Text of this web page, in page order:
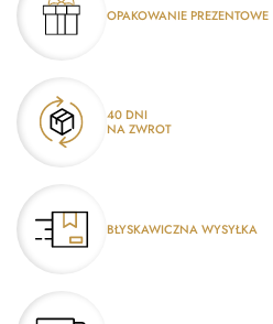
OPAKOWANIE PREZENTOWE
40 DNI
NA ZWROT
BŁYSKAWICZNA WYSYŁKA